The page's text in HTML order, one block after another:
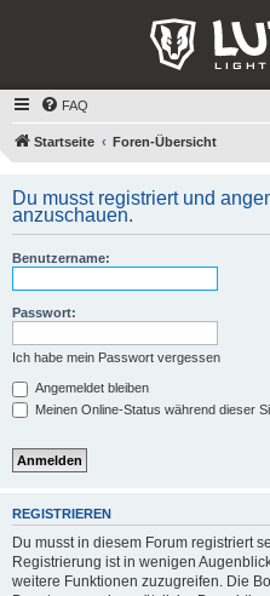
FAQ
Startseite Foren-Übersicht
Du musst registriert und
anzuschauen.
Benutzername:
Passwort:
Ich habe mein Passwort vergessen
Angemeldet bleiben
Meinen Online-Status während dieser
REGISTRIEREN
Du musst in diesem Forum registriert
Registrierung ist in wenigen
weitere Funktionen zuzugreifen. Die